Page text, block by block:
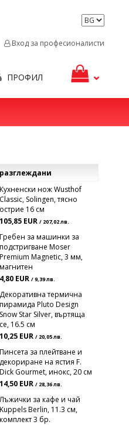
Вход за професионалисти
ПРОФИЛ
Кухненски нож Wusthof
Classic, Solingen, тясно
острие 16 см
105,85 EUR / 207,02 лв.
Гребен за машинки за
подстригване Moser
Premium Magnetic, 3 мм,
магнитен
4,80 EUR / 9,39 лв.
Декоративна термична
пирамида Pluto Design
Snow Star Silver, въртяща
се, 16.5 см
10,25 EUR / 20,05 лв.
Пинсета за плейтване и
декориране на ястия F.
Dick Gourmet, инокс, 20 см
14,50 EUR / 28,36 лв.
за кафе и чай
Kuppels Berlin, 11.3 см,
комплект 3 бр.